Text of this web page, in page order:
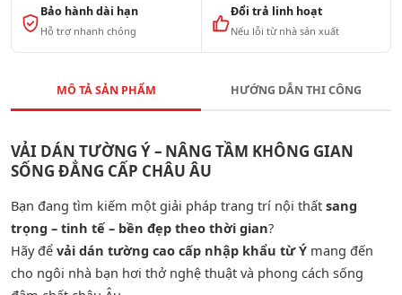
Bảo hành dài hạn
Hỗ trợ nhanh chóng
Đổi trả linh hoạt
Nếu lỗi từ nhà sản xuất
MÔ TẢ SẢN PHẨM HƯỚNG DẪN THI CÔNG
VẢI DÁN TƯỜNG Ý – NÂNG TẦM KHÔNG GIAN
SỐNG ĐẲNG CẤP CHÂU ÂU
Bạn đang tìm kiếm một giải pháp trang trí nội thất sang
trọng – tinh tế – bền đẹp theo thời gian?
Hãy để vải dán tường cao cấp nhập khẩu từ Ý mang đến
cho ngôi nhà bạn hơi thở nghệ thuật và phong cách sống